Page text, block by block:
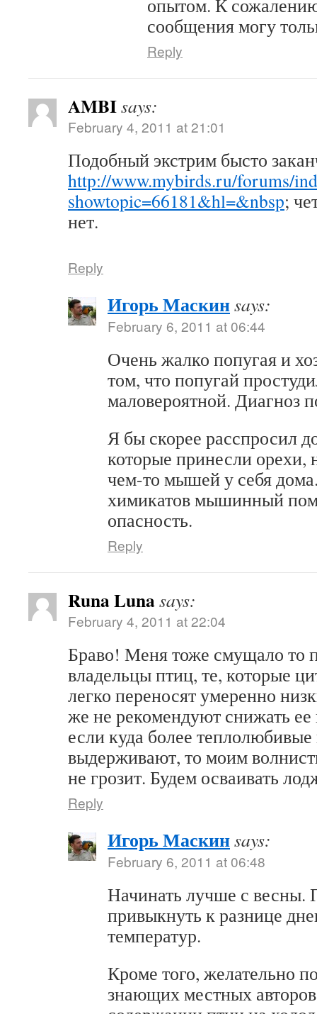
опытом. К
сообщения могу
Reply
AMBIsays:
February 4, 2011 at 21:01
Подобный экстрим бысто
http://www.mybirds.ru/forums/
showtopic=66181&hl=&nbsp;
нет.
Reply
Игорь Маскинsays:
February 6, 2011 at 06:44
Очень жалко попугая и
том, что попугай
маловероятной. Диагноз
Я бы скорее расспросил
которые принесли орехи,
чем-то мышей у себя
химикатов мышинный
опасность.
Reply
Runa Lunasays:
February 4, 2011 at 22:04
Браво! Меня тоже смущало то
владельцы птиц, те, которые
легко переносят умеренно
же не рекомендуют снижать
если куда более
выдерживают, то моим
не грозит. Будем осваивать
Reply
Игорь Маскинsays:
February 6, 2011 at 06:48
Начинать лучше с
привыкнуть к разнице
температур.
Кроме того, желательно
знающих местных